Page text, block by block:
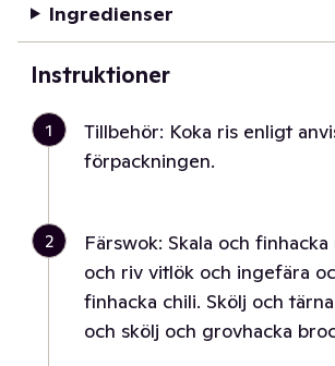
Ingredienser
Instruktioner
1
Tillbehör: Koka ris enligt
förpackningen.
2
Färswok: Skala och finhacka
och riv vitlök och ingefära
finhacka chili. Skölj och
och skölj och grovhacka